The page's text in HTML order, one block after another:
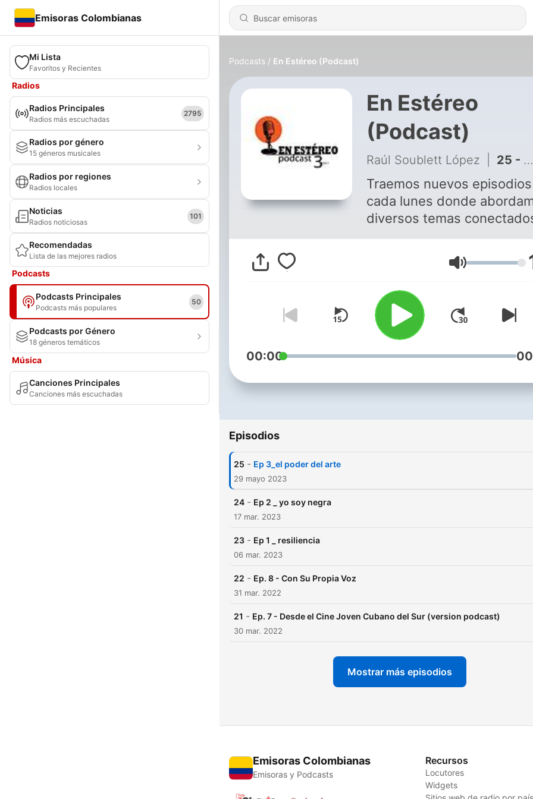
Emisoras Colombianas
Mi Lista
Favoritos y Recientes
Radios
Radios Principales
Radios más escuchadas
2795
Radios por género
15 géneros musicales
Radios por regiones
Radios locales
Noticias
Radios noticiosas
101
Recomendadas
Lista de las mejores radios
Podcasts
Podcasts Principales
Podcasts más populares
50
Podcasts por Género
18 géneros temáticos
Música
Canciones Principales
Canciones más escuchadas
Podcasts En Estéreo (Podcast)
En Estéreo
(Podcast)
Raúl Soublett López 25 - Ep 3_el poder del arte
Traemos nuevos episodios
cada lunes donde
diversos temas
nuestras raíces africanas
el arte, la cultura, la
el emprendimiento. Director:
Raúl Soublett López
Volumen
00:00
Episodios
25 - Ep 3_el poder del arte
29 mayo 2023
24 - Ep 2 _ yo soy negra
17 mar. 2023
23 - Ep 1 _ resiliencia
06 mar. 2023
22 - Ep. 8 - Con Su Propia Voz
31 mar. 2022
21 - Ep. 7 - Desde el Cine Joven Cubano del Sur (version podcast)
30 mar. 2022
Mostrar más episodios
Emisoras Colombianas
Emisoras y Podcasts
Recursos
Locutores
Widgets